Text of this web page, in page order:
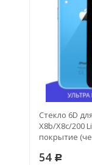
Стекло 6D
X8b/X8c/200
покрытие
54 Р